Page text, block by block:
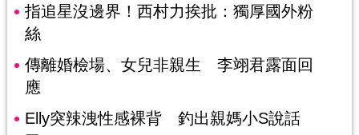
指追星沒邊界！西村力挨批：獨厚國外粉
絲
傳離婚檢場、女兒非親生 李翊君露面回
應
Elly突辣洩性感裸背 釣出親媽小S說話